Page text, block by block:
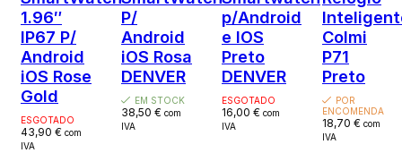
1.96″
IP67 P/
Android
iOS Rose
Gold
ESGOTADO
43,90 € com
IVA
P/
Android
iOS Rosa
DENVER
EM STOCK
38,50 € com
IVA
p/Android
e IOS
Preto
DENVER
ESGOTADO
16,00 € com
IVA
Colmi
P71
Preto
POR
ENCOMENDA
18,70 € com
IVA